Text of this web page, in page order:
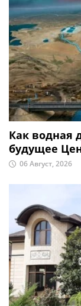
Как водная
будущее
06 Август, 2026